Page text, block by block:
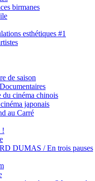
birmanes
esthétiques #1
de saison
du cinéma chinois
japonais
au Carré
!
DUMAS / En trois pauses